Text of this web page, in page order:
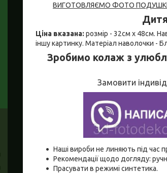
ВИГОТОВЛЯЄМО ФОТО ПОДУШКИ
Ціна вказана: розмір - 32см х 48см.
іншу картинку. Матеріал наволочки -
Зробимо колаж з
Замовити
Наші вироби не линяють під час
Рекомендації щодо догляду:
Прасувати в режимі синтетика.